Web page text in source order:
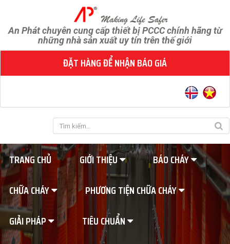
An Phát chuyên cung cấp thiết bị PCCC chính hãng từ
những nhà sản xuất uy tín trên thế giới
ĐẶT HÀNG ĐỂ NHẬN BÁO GIÁ
TRANG CHỦ GIỚI THIỆU
BÁO CHÁY
CHỮA CHÁY
PHƯƠNG TIỆN CHỮA CHÁY
GIẢI PHÁP
TIÊU CHUẨN